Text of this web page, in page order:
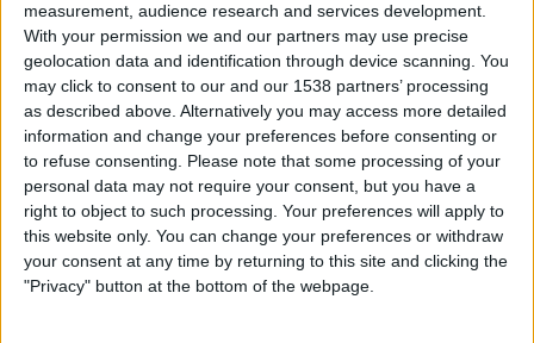
measurement, audience research and services development.
With your permission we and our partners may use precise
geolocation data and identification through device scanning. You
may click to consent to our and our 1538 partners’ processing
as described above. Alternatively you may access more detailed
information and change your preferences before consenting or
to refuse consenting.
Please note that some processing of your
personal data may not require your consent, but you have a
right to object to such processing. Your preferences will apply to
this website only. You can change your preferences or withdraw
your consent at any time by returning to this site and clicking the
"Privacy" button at the bottom of the webpage.
Miquel Férriz: «Cal un projecte de país perquè la
gent es quede als pobles»
Entrevista al bomber forestal del parc de Sant Mateu arran de
l'incendi a la Vall d'Uixó
PerMoisés Pérez
Xavier Antich: «Calia fer un salt a la Federació
Llull davant un Estat hostil»
Entrevista a fons al president d'Òmnium Cultural i de la Federació
Llull
PerMoisés Pérez